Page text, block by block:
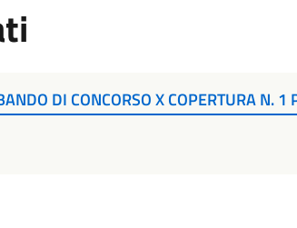
DI CONCORSO X COPERTURA N.